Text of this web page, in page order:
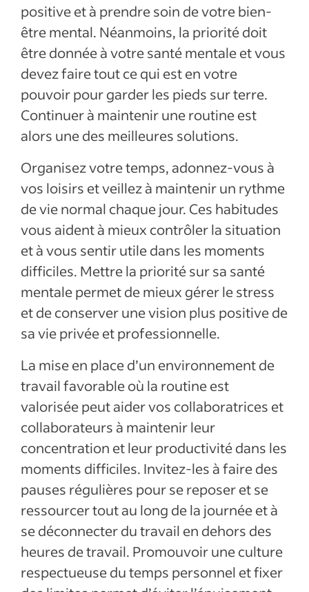
positive et à prendre soin de votre bien-
être mental. Néanmoins, la priorité doit
être donnée à votre santé mentale et vous
devez faire tout ce qui est en votre
pouvoir pour garder les pieds sur terre.
Continuer à maintenir une routine est
alors une des meilleures solutions.
Organisez votre temps, adonnez-vous à
vos loisirs et veillez à maintenir un rythme
de vie normal chaque jour. Ces habitudes
vous aident à mieux contrôler la situation
et à vous sentir utile dans les moments
difficiles. Mettre la priorité sur sa santé
mentale permet de mieux gérer le stress
et de conserver une vision plus positive de
sa vie privée et professionnelle.
La mise en place d’un environnement de
travail favorable où la routine est
valorisée peut aider vos collaboratrices et
collaborateurs à maintenir leur
concentration et leur productivité dans les
moments difficiles. Invitez-les à faire des
pauses régulières pour se reposer et se
ressourcer tout au long de la journée et à
se déconnecter du travail en dehors des
heures de travail. Promouvoir une culture
respectueuse du temps personnel et fixer